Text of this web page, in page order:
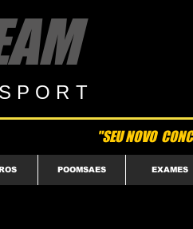
"SEU NOVO
POOMSAES EXAMES